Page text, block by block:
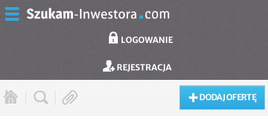
LOGOWANIE
REJESTRACJA
DODAJ OFERTĘ